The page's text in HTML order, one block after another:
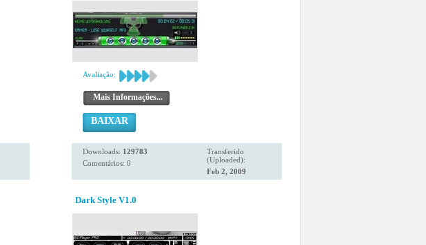
Avaliação:
Mais Informações...
BAIXAR
Downloads: 129783
Comentários: 0
Transferido
(Uploaded):
Feb 2, 2009
Dark Style V1.0